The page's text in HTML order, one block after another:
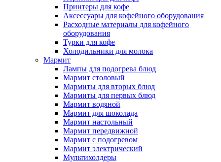
Принтеры для кофе
Аксессуары для кофейного оборудования
Расходные материалы для кофейного
оборудования
Турки для кофе
Холодильники для молока
Мармит
Лампы для подогрева блюд
Мармит столовый
Мармиты для вторых блюд
Мармиты для первых блюд
Мармит водяной
Мармит для шоколада
Мармит настольный
Мармит передвижной
Мармит с подогревом
Мармит электрический
Мультихолдеры